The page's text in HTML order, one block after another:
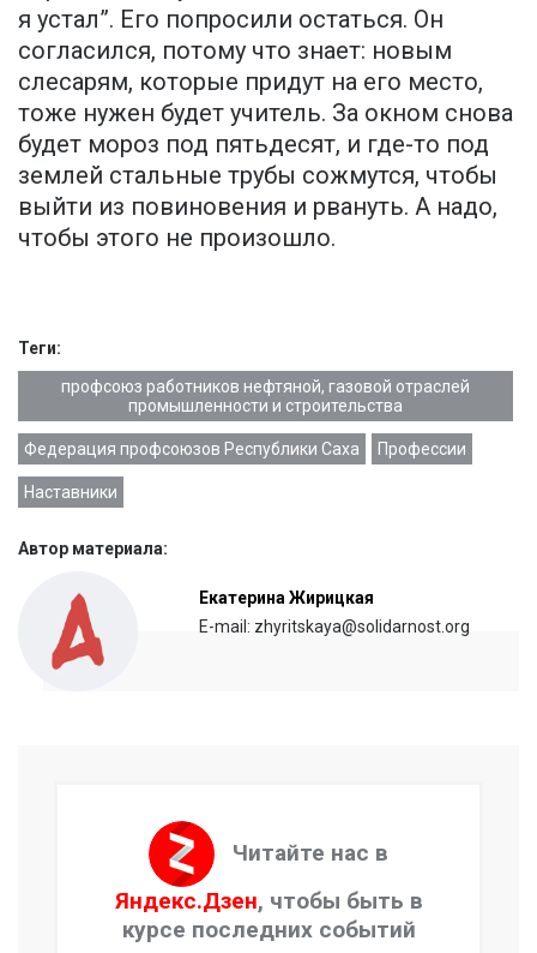
я устал”. Его попросили остаться. Он
согласился, потому что знает: новым
слесарям, которые придут на его место,
тоже нужен будет учитель. За окном снова
будет мороз под пятьдесят, и где-то под
землей стальные трубы сожмутся, чтобы
выйти из повиновения и рвануть. А надо,
чтобы этого не произошло.
Теги:
профсоюз работников нефтяной, газовой отраслей
промышленности и строительства
Федерация профсоюзов Республики Саха Профессии
Наставники
Автор материала:
Екатерина Жирицкая
E-mail: zhyritskaya@solidarnost.org
Читайте нас в
Яндекс.Дзен, чтобы быть в
курсе последних событий